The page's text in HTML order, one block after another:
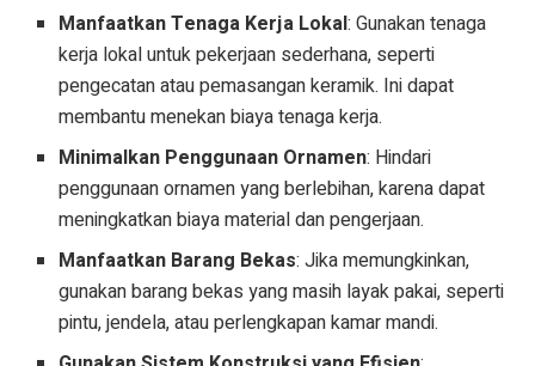
Manfaatkan Tenaga Kerja Lokal: Gunakan tenaga
kerja lokal untuk pekerjaan sederhana, seperti
pengecatan atau pemasangan keramik. Ini dapat
membantu menekan biaya tenaga kerja.
Minimalkan Penggunaan Ornamen: Hindari
penggunaan ornamen yang berlebihan, karena dapat
meningkatkan biaya material dan pengerjaan.
Manfaatkan Barang Bekas: Jika memungkinkan,
gunakan barang bekas yang masih layak pakai, seperti
pintu, jendela, atau perlengkapan kamar mandi.